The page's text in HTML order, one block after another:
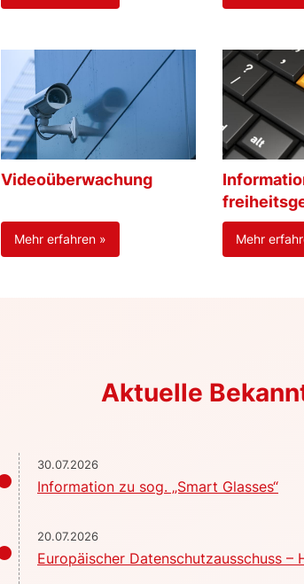
Videoüberwachung
Mehr erfahren » Mehr
Aktuelle
30.07.2026
Information zu sog. „Smart Glasses“
20.07.2026
Europäischer Datenschutzausschuss